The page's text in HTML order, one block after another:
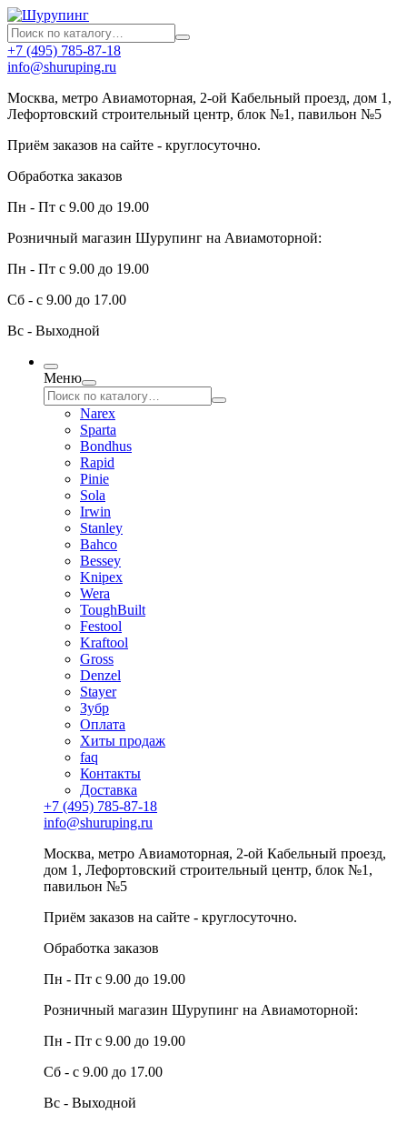
+7 (495) 785-87-18
info@shuruping.ru
Москва, метро Авиамоторная, 2-ой Кабельный проезд, дом 1,
Лефортовский строительный центр, блок №1, павильон №5
Приём заказов на сайте - круглосуточно.
Обработка заказов
Пн - Пт с 9.00 до 19.00
Розничный магазин Шурупинг на Авиамоторной:
Пн - Пт с 9.00 до 19.00
Сб - с 9.00 до 17.00
Вс - Выходной
Меню
Narex
Sparta
Bondhus
Rapid
Pinie
Sola
Irwin
Stanley
Bahco
Bessey
Knipex
Wera
ToughBuilt
Festool
Kraftool
Gross
Denzel
Stayer
Зубр
Оплата
Хиты продаж
faq
Контакты
Доставка
+7 (495) 785-87-18
info@shuruping.ru
Москва, метро Авиамоторная, 2-ой Кабельный проезд,
дом 1, Лефортовский строительный центр, блок №1,
павильон №5
Приём заказов на сайте - круглосуточно.
Обработка заказов
Пн - Пт с 9.00 до 19.00
Розничный магазин Шурупинг на Авиамоторной:
Пн - Пт с 9.00 до 19.00
Сб - с 9.00 до 17.00
Вс - Выходной